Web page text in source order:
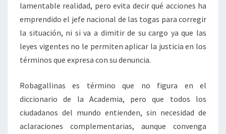
lamentable realidad, pero evita decir qué acciones ha
emprendido el jefe nacional de las togas para corregir
la situación, ni si va a dimitir de su cargo ya que las
leyes vigentes no le permiten aplicar la justicia en los
términos que expresa con su denuncia.
Robagallinas es término que no figura en el
diccionario de la Academia, pero que todos los
ciudadanos del mundo entienden, sin necesidad de
aclaraciones complementarias, aunque convenga